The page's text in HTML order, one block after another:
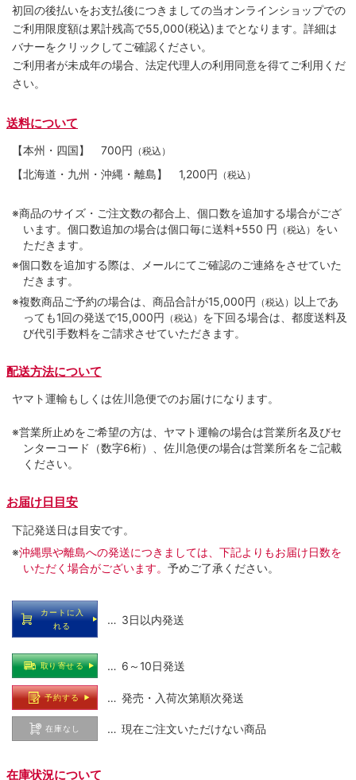
初回の後払いをお支払後につきましての当オンラインショップでの
ご利用限度額は累計残高で55,000(税込)までとなります。詳細は
バナーをクリックしてご確認ください。
ご利用者が未成年の場合、法定代理人の利用同意を得てご利用くだ
さい。
送料について
【本州・四国】 700円 （税込）
【北海道・九州・沖縄・離島】 1,200円 （税込）
※商品のサイズ・ご注文数の都合上、個口数を追加する場合がござ
います。個口数追加の場合は個口毎に送料+550 円 （税込） をい
ただきます。
※個口数を追加する際は、メールにてご確認のご連絡をさせていた
だきます。
※複数商品ご予約の場合は、商品合計が15,000円 （税込） 以上であ
っても1回の発送で15,000円 （税込） を下回る場合は、都度送料及
び代引手数料をご請求させていただきます。
配送方法について
ヤマト運輸もしくは佐川急便でのお届けになります。
※営業所止めをご希望の方は、ヤマト運輸の場合は営業所名及びセ
ンターコード（数字6桁）、佐川急便の場合は営業所名をご記載
ください。
お届け日目安
下記発送日は目安です。
※沖縄県や離島への発送につきましては、下記よりもお届け日数を
いただく場合がございます。 予めご了承ください。
カートに入
れる
… 3日以内発送
取り寄せる … 6～10日発送
予約する … 発売・入荷次第順次発送
在庫なし … 現在ご注文いただけない商品
在庫状況について